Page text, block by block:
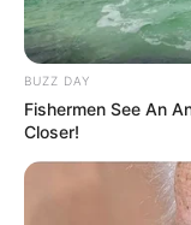
BUZZ DAY
Fishermen See An
Closer!